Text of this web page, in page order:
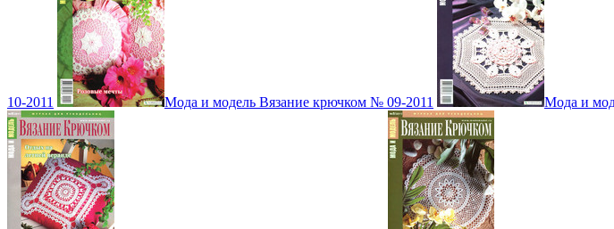
10-2011 Мода и модель Вязание крючком № 09-2011 Мода и